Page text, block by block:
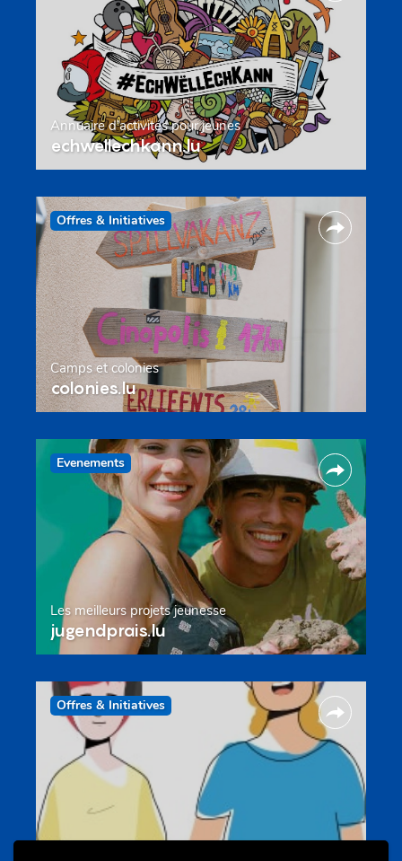
Annuaire d’activités pour jeunes
echwellechkann.lu
Offres & Initiatives
Camps et colonies
colonies.lu
Evenements
Les meilleurs projets jeunesse
jugendprais.lu
Offres & Initiatives